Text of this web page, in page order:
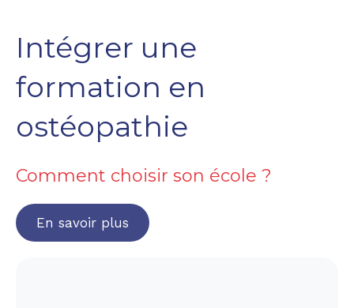
Intégrer une
formation en
ostéopathie
Comment choisir son école ?
En savoir plus